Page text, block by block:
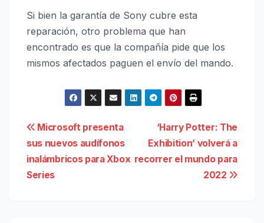
Si bien la garantía de Sony cubre esta
reparación, otro problema que han
encontrado es que la compañía pide que los
mismos afectados paguen el envío del mando.
Navegación
de
entradas
‘Harry Potter: The
Exhibition’ volverá a
recorrer el mundo para
2022
Microsoft presenta
sus nuevos audífonos
inalámbricos para Xbox
Series